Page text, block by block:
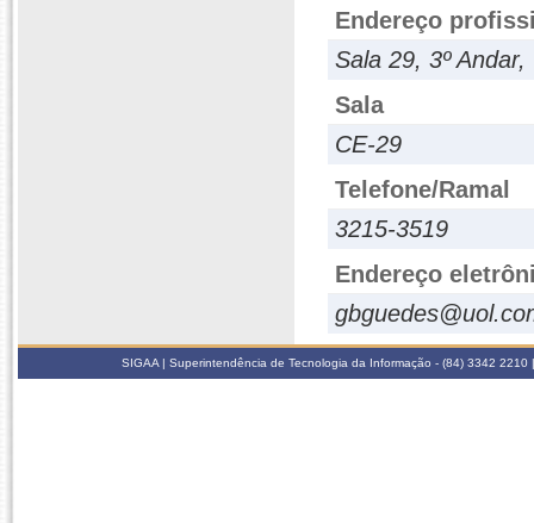
Endereço
Sala 29, 3º
Sala
CE-29
Telefone/Ramal
3215-3519
Endereço
SIGAA | Superintendência de Tecnologia da Informação - (84) 3342